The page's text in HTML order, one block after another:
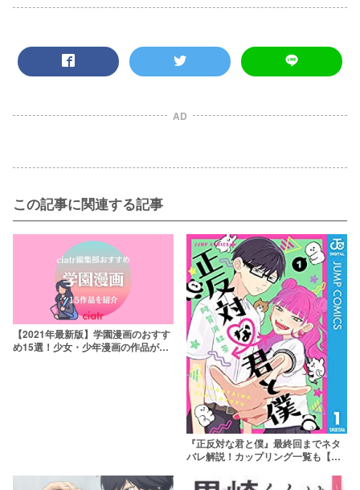
AD
この記事に関連する記事
【2021年最新版】学園漫画のおすす
め15選！少女・少年漫画の作品が盛
『正反対な君と僕』最終回までネタ
バレ解説！カップリング一覧も【完